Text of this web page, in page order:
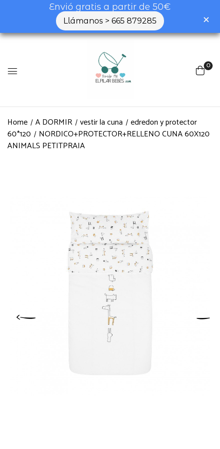
Envió gratis a partir de 50€
Llámanos > 665 879285
0
Home A DORMIR vestir la cuna
edredon y protector
60*120
NORDICO+PROTECTOR+RELLENO CUNA 60X120
ANIMALS PETITPRAIA